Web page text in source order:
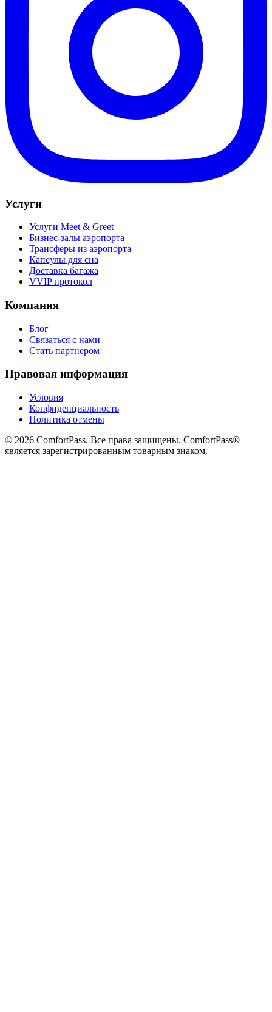
Услуги
Услуги Meet & Greet
Бизнес-залы аэропорта
Трансферы из аэропорта
Капсулы для сна
Доставка багажа
VVIP протокол
Компания
Блог
Связаться с нами
Стать партнёром
Правовая информация
Условия
Конфиденциальность
Политика отмены
© 2026 ComfortPass. Все права защищены. ComfortPass®
является зарегистрированным товарным знаком.